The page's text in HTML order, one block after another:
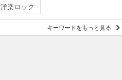
洋楽ロック
キーワードをもっと見る